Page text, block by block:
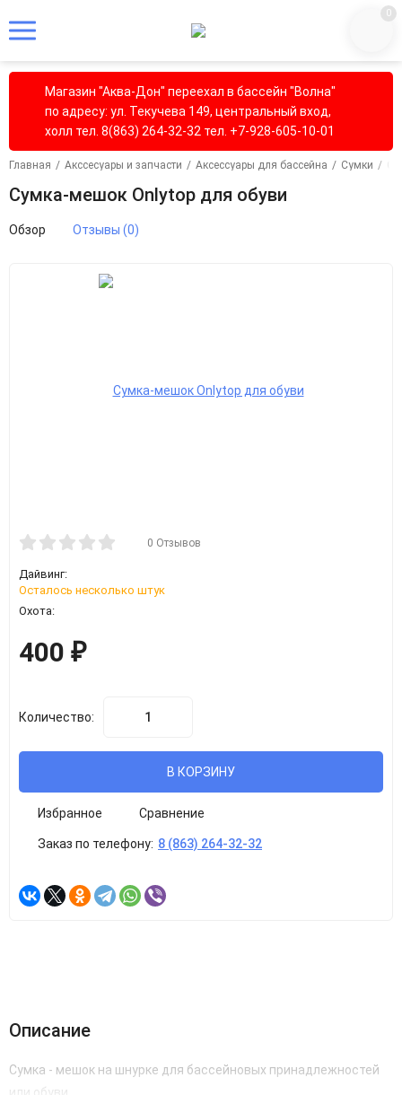
0
Магазин "Аква-Дон" переехал в бассейн "Волна"
по адресу: ул. Текучева 149, центральный вход,
холл тел. 8(863) 264-32-32 тел. +7-928-605-10-01
Главная / Акссесуары и запчасти / Аксессуары для бассейна / Сумки /
Сумка-мешок Onlytop для обуви
Обзор Отзывы (0)
0 Отзывов
Дайвинг:
Осталось несколько штук
Охота:
400 ₽
Количество:
В КОРЗИНУ
Избранное Сравнение
Заказ по телефону: 8 (863) 264-32-32
Описание
Сумка - мешок на шнурке для бассейновых принадлежностей